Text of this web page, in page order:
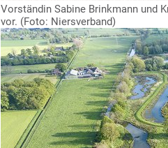
Vorständin Sabine Brinkmann und
vor. (Foto: Niersverband)